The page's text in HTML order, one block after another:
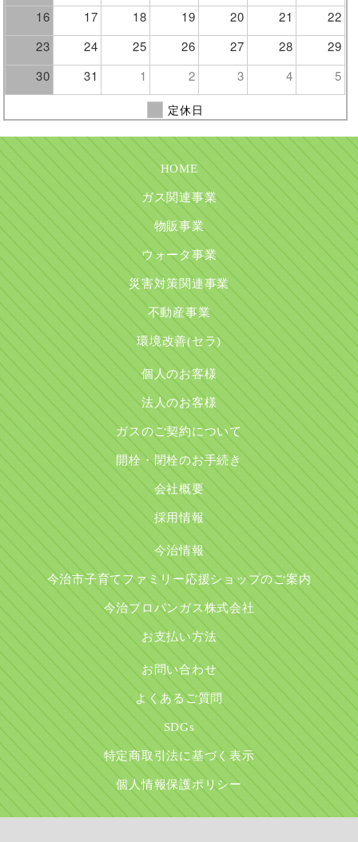
16
17 18 19 20 21
22
23
24 25 26 27 28
29
30
31 1 2 3 4 5
定休日
HOME
ガス関連事業
物販事業
ウォータ事業
災害対策関連事業
不動産事業
環境改善(セラ)
個人のお客様
法人のお客様
ガスのご契約について
開栓・閉栓のお手続き
会社概要
採用情報
今治情報
今治市子育てファミリー応援ショップのご案内
今治プロパンガス株式会社
お支払い方法
お問い合わせ
よくあるご質問
SDGs
特定商取引法に基づく表示
個人情報保護ポリシー